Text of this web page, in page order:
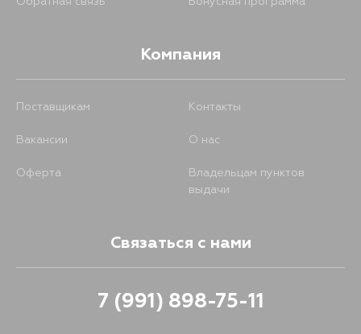
Компания
Поставщикам Контакты
Вакансии О нас
Оферта
Владельцам пунктов
выдачи
Связаться с нами
7 (991) 898-75-11